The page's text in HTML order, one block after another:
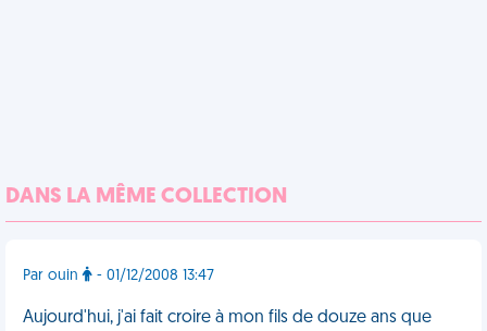
DANS LA MÊME COLLECTION
Par ouin - 01/12/2008 13:47
Aujourd'hui, j'ai fait croire à mon fils de douze ans que